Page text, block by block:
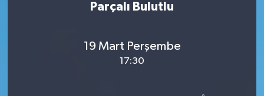
Parçalı Bulutlu
19 Mart Perşembe
17:30